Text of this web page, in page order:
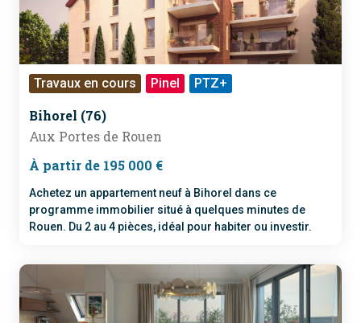
Travaux en cours Pinel PTZ+
Bihorel (76)
Aux Portes de Rouen
À partir de 195 000 €
Achetez un appartement neuf à Bihorel dans ce
programme immobilier situé à quelques minutes de
Rouen. Du 2 au 4 pièces, idéal pour habiter ou investir.